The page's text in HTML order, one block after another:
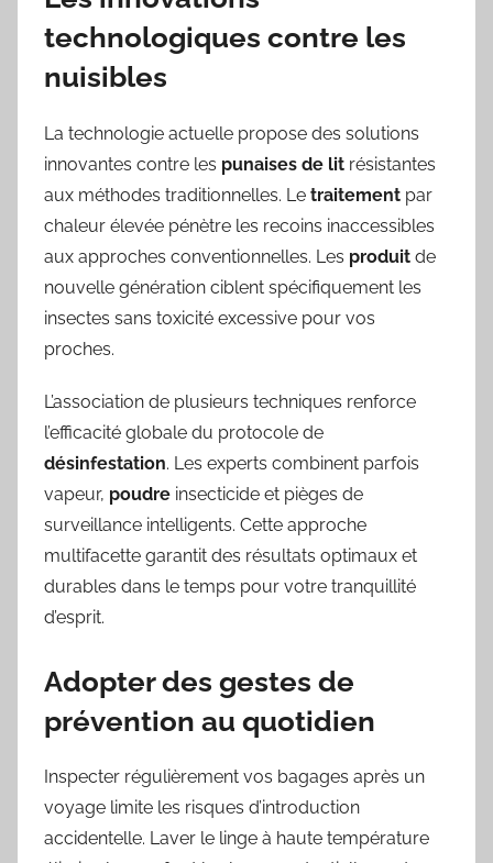
technologiques contre les
nuisibles
La technologie actuelle propose des solutions
innovantes contre les punaises de lit résistantes
aux méthodes traditionnelles. Le traitement par
chaleur élevée pénètre les recoins inaccessibles
aux approches conventionnelles. Les produit de
nouvelle génération ciblent spécifiquement les
insectes sans toxicité excessive pour vos
proches.
L’association de plusieurs techniques renforce
l’efficacité globale du protocole de
désinfestation. Les experts combinent parfois
vapeur, poudre insecticide et pièges de
surveillance intelligents. Cette approche
multifacette garantit des résultats optimaux et
durables dans le temps pour votre tranquillité
d’esprit.
Adopter des gestes de
prévention au quotidien
Inspecter régulièrement vos bagages après un
voyage limite les risques d’introduction
accidentelle. Laver le linge à haute température